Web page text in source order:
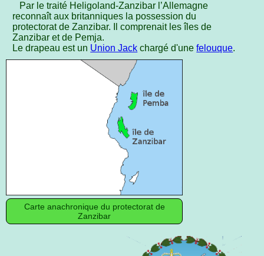
Par le traité Heligoland-Zanzibar l’Allemagne
reconnaît aux britanniques la possession du
protectorat de Zanzibar. Il comprenait les îles de
Zanzibar et de Pemja.
Le drapeau est un Union Jack chargé d'unefelouque.
Carte anachronique du protectorat de
Zanzibar